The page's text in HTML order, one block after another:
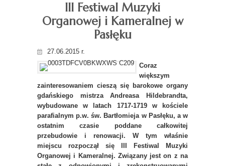
III Festiwal Muzyki
Organowej i Kameralnej w
Pasłęku
27.06.2015 r.
Coraz
większym
zainteresowaniem cieszą się barokowe organy
gdańskiego mistrza Andreasa Hildebrandta,
wybudowane w latach 1717-1719 w kościele
parafialnym p.w. św. Bartłomieja w Pasłęku, a w
ostatnim czasie poddane całkowitej
przebudowie i renowacji. W tym właśnie
miejscu rozpoczął się III Festiwal Muzyki
Organowej i Kameralnej. Związany jest on z na